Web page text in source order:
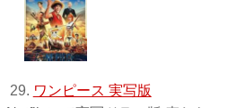
29. ワンピース 実写版